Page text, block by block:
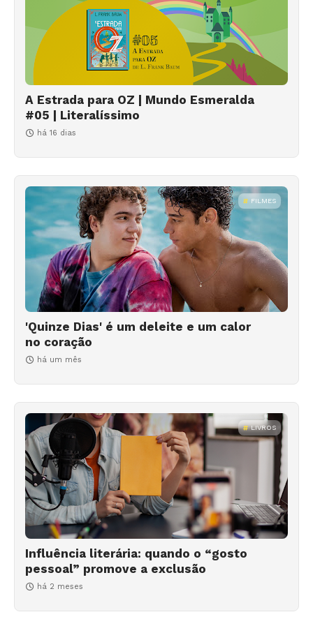
A Estrada para OZ | Mundo Esmeralda
#05 | Literalíssimo
há 16 dias
FILMES
'Quinze Dias' é um deleite e um calor
no coração
há um mês
LIVROS
Influência literária: quando o “gosto
pessoal” promove a exclusão
há 2 meses